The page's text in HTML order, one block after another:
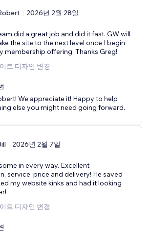
2026년 2월 28일
did a great job and did it fast. GW will
the site to the next level once I begin
membership offering. Thanks Greg!
트 디자인 변경
We appreciate it! Happy to help
else you might need going forward.
2026년 2월 7일
in every way. Excellent
service, price and delivery! He saved
my website kinks and had it looking
트 디자인 변경